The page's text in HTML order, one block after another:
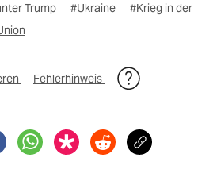
Trump #Ukraine
#Krieg in der
Fehlerhinweis